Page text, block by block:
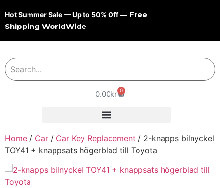
Hot Summer Sale — Up to 50% Off— Free
Shipping WorldWide
0.00kr 0
Home / Car / Car Key Replacement / 2-knapps bilnyckel
TOY41 + knappsats högerblad till Toyota